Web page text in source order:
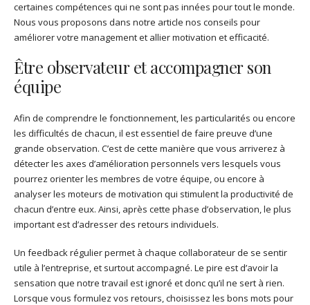
certaines compétences qui ne sont pas innées pour tout le monde.
Nous vous proposons dans notre article nos conseils pour
améliorer votre management et allier motivation et efficacité.
Être observateur et accompagner son
équipe
Afin de comprendre le fonctionnement, les particularités ou encore
les difficultés de chacun, il est essentiel de faire preuve d’une
grande observation. C’est de cette manière que vous arriverez à
détecter les axes d’amélioration personnels vers lesquels vous
pourrez orienter les membres de votre équipe, ou encore à
analyser les moteurs de motivation qui stimulent la productivité de
chacun d’entre eux. Ainsi, après cette phase d’observation, le plus
important est d’adresser des retours individuels.
Un feedback régulier permet à chaque collaborateur de se sentir
utile à l’entreprise, et surtout accompagné. Le pire est d’avoir la
sensation que notre travail est ignoré et donc qu’il ne sert à rien.
Lorsque vous formulez vos retours, choisissez les bons mots pour